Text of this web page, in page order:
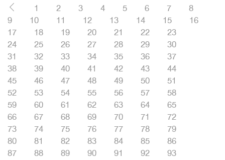
1 2 3 4 5 6 7
8
9
10 11 12 13 14 15
16
17
18 19 20 21 22
23
24
25 26 27 28 29
30
31
32 33 34 35 36
37
38
39 40 41 42 43
44
45
46 47 48 49 50
51
52
53 54 55 56 57
58
59
60 61 62 63 64
65
66
67 68 69 70 71
72
73
74 75 76 77 78
79
80
81 82 83 84 85
86
87
88 89 90 91 92
93